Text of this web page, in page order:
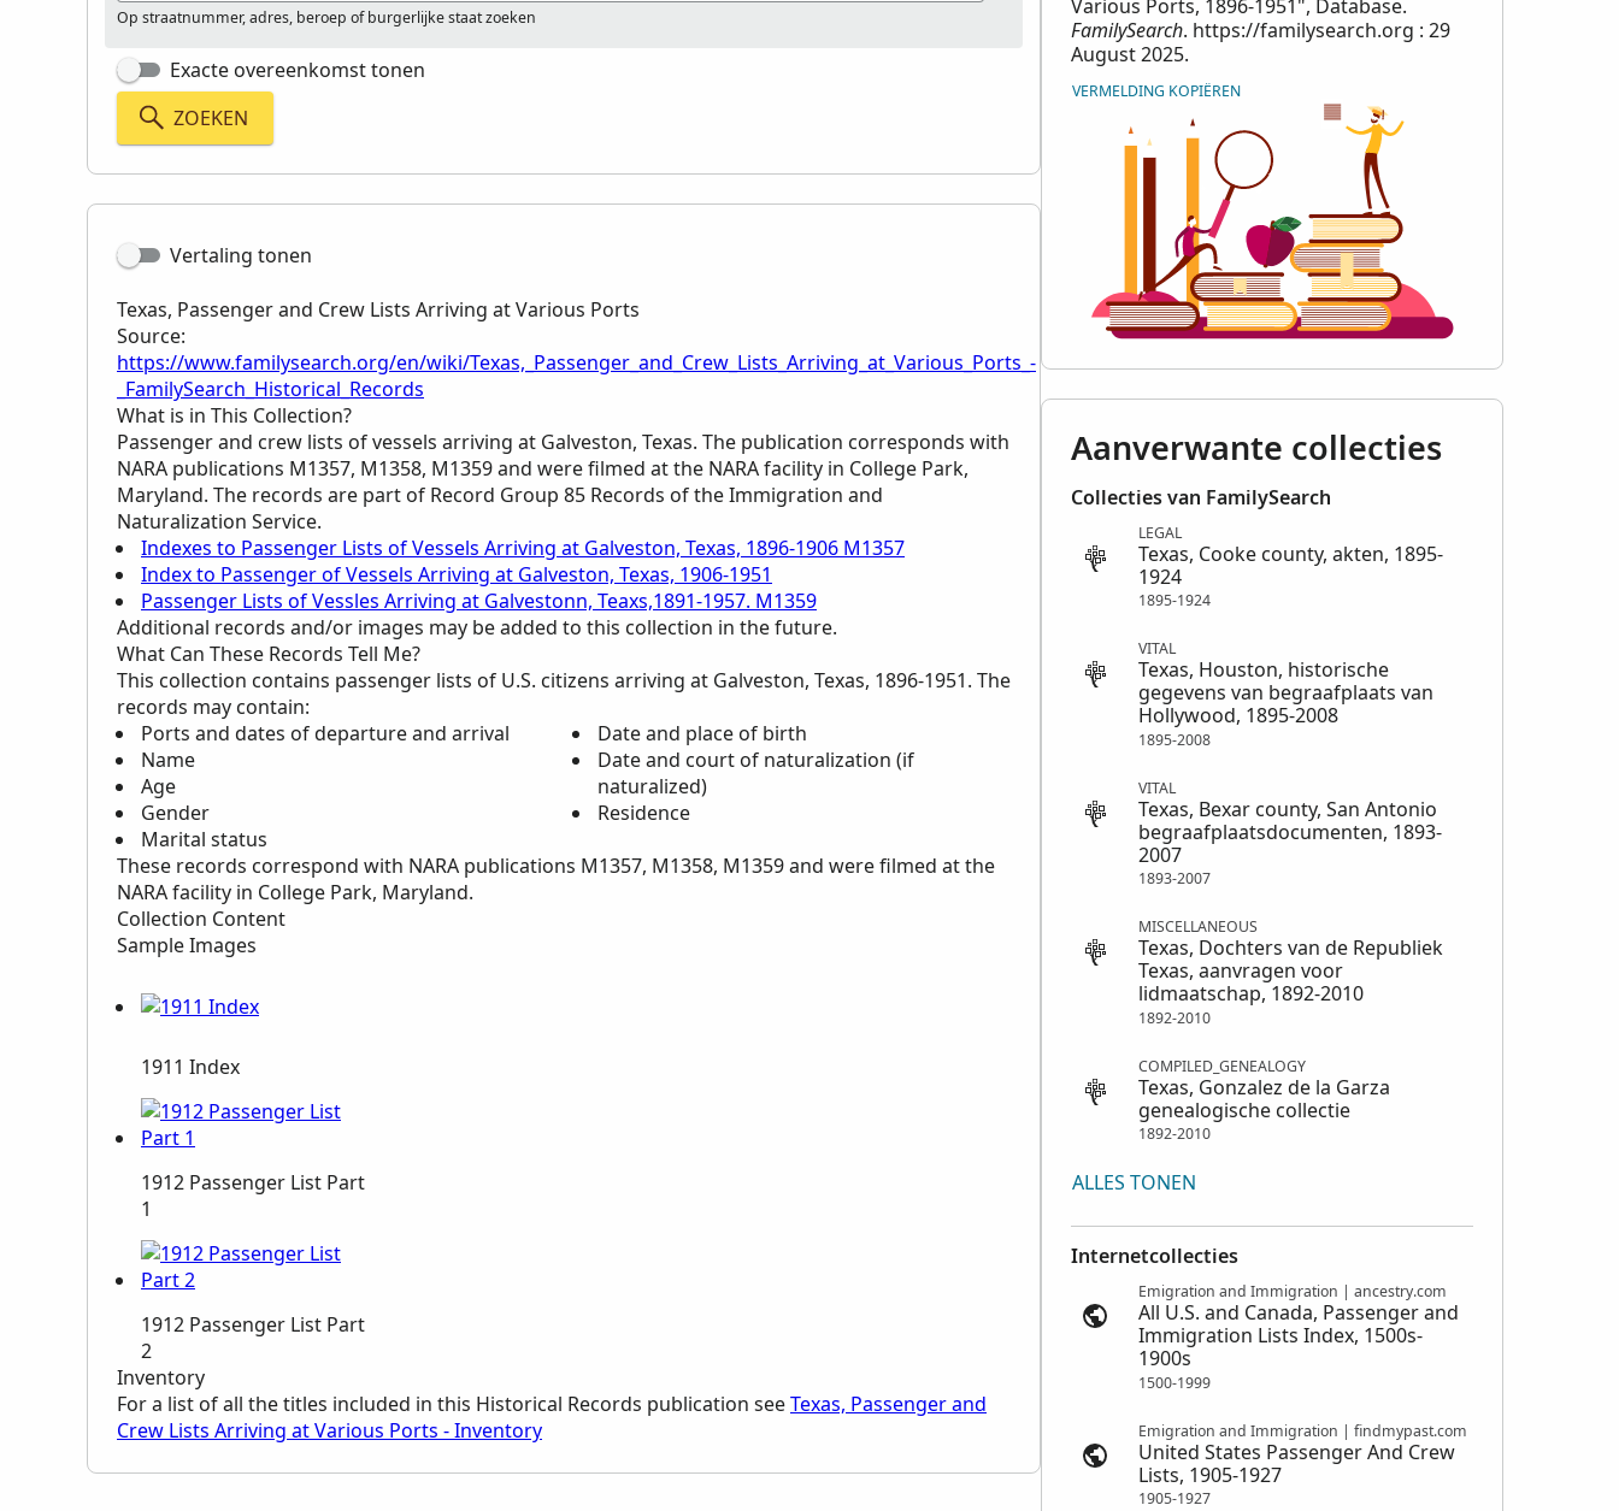
Op straatnummer, adres, beroep of burgerlijke staat zoeken
Exacte overeenkomst tonen
ZOEKEN
Vertaling tonen
Texas, Passenger and Crew Lists Arriving at Various Ports
Source:
https://www.familysearch.org/en/wiki/Texas,_Passenger_and_Crew_Lists_Arriving_at_Various_Ports_-
_FamilySearch_Historical_Records
What is in This Collection?
Passenger and crew lists of vessels arriving at Galveston, Texas. The publication corresponds with
NARA publications M1357, M1358, M1359 and were filmed at the NARAfacility in College Park,
Maryland. The records are part of Record Group 85 Records of the Immigration and
Naturalization Service.
Indexes to Passenger Lists of Vessels Arriving at Galveston, Texas, 1896-1906 M1357
Index to Passenger of Vessels Arriving at Galveston, Texas, 1906-1951
Passenger Lists of Vessles Arriving at Galvestonn, Teaxs,1891-1957. M1359
Additional records and/or images may be added to this collection in the future.
What Can These Records Tell Me?
This collection contains passenger lists of U.S. citizens arriving at Galveston, Texas, 1896-1951. The
records may contain:
Ports and dates of departure and arrival
Name
Age
Gender
Marital status
Date and place of birth
Date and court of naturalization (if
naturalized)
Residence
These records correspond with NARA publications M1357, M1358, M1359 and were filmed at the
NARAfacility in College Park, Maryland.
Collection Content
Sample Images
1911 Index
1912 Passenger List Part
1
1912 Passenger List Part
2
Inventory
For a list of all the titles included in this Historical Records publication seeTexas, Passenger and
Crew Lists Arriving at Various Ports - Inventory
Various Ports, 1896-1951", Database.
FamilySearch. https://familysearch.org : 29
August 2025.
VERMELDING KOPIËREN
Aanverwante collecties
Collecties van FamilySearch
LEGAL
Texas, Cooke county, akten, 1895-
1924
1895-1924
VITAL
Texas, Houston, historische
gegevens van begraafplaats van
Hollywood, 1895-2008
1895-2008
VITAL
Texas, Bexar county, San Antonio
begraafplaatsdocumenten, 1893-
2007
1893-2007
MISCELLANEOUS
Texas, Dochters van de Republiek
Texas, aanvragen voor
lidmaatschap, 1892-2010
1892-2010
COMPILED_GENEALOGY
Texas, Gonzalez de la Garza
genealogische collectie
1892-2010
ALLES TONEN
Internetcollecties
Emigration and Immigration | ancestry.com
All U.S. and Canada, Passenger and
Immigration Lists Index, 1500s-
1900s
1500-1999
Emigration and Immigration | findmypast.com
United States Passenger And Crew
Lists, 1905-1927
1905-1927